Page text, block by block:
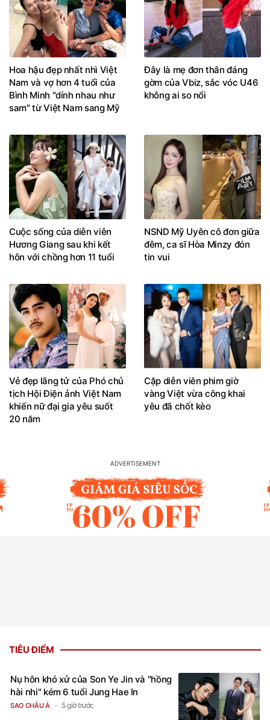
Hoa hậu đẹp nhất nhì Việt
Nam và vợ hơn 4 tuổi của
Bình Minh "dính nhau như
sam" từ Việt Nam sang Mỹ
Đây là mẹ đơn thân đáng
gờm của Vbiz, sắc vóc U46
không ai so nổi
Cuộc sống của diễn viên
Hương Giang sau khi kết
hôn với chồng hơn 11 tuổi
NSND Mỹ Uyên cô đơn giữa
đêm, ca sĩ Hòa Minzy đón
tin vui
Vẻ đẹp lãng tử của Phó chủ
tịch Hội Điện ảnh Việt Nam
khiến nữ đại gia yêu suốt
20 năm
Cặp diễn viên phim giờ
vàng Việt vừa công khai
yêu đã chốt kèo
TIÊU ĐIỂM
Nụ hôn khó xử của Son Ye Jin và "hồng
hài nhi" kém 6 tuổi Jung Hae In
SAO CHÂU Á 5 giờ trước